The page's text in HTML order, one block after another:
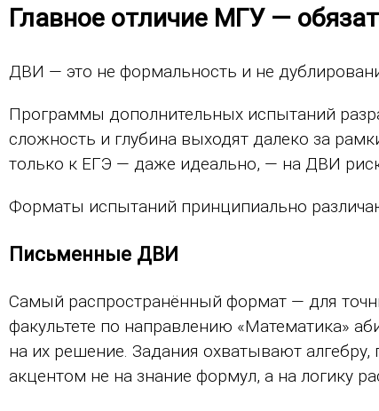
Главное отличие МГУ —
ДВИ — это не формальность и не
Программы дополнительных испытаний
сложность и глубина выходят далеко за
только к ЕГЭ — даже идеально, — на ДВИ
Форматы испытаний принципиально
Письменные ДВИ
Самый распространённый формат — для
факультете по направлению «Математика»
на их решение. Задания охватывают
акцентом не на знание формул, а на логику